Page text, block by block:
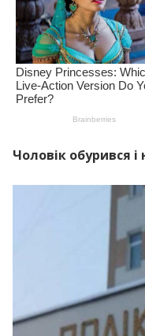
Чоловік обурився